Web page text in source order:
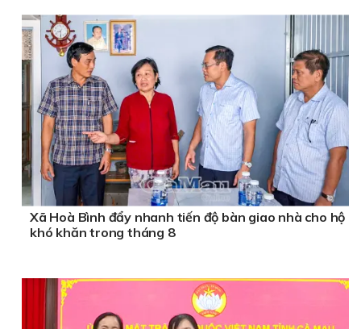
Xã Hoà Bình đẩy nhanh tiến độ bàn giao nhà cho hộ
khó khăn trong tháng 8